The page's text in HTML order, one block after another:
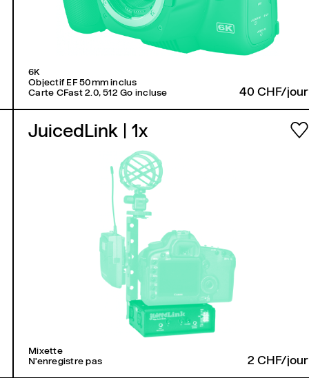
6K
Objectif EF 50mm inclus
Carte CFast 2.0, 512 Go incluse
40 CHF/jour
JuicedLink | 1x
Mixette
N'enregistre pas
2 CHF/jour